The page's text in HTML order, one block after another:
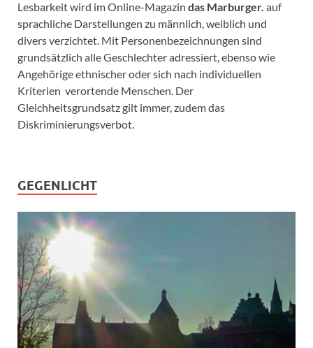
Lesbarkeit wird im Online-Magazin das Marburger. auf
sprachliche Darstellungen zu männlich, weiblich und
divers verzichtet. Mit Personenbezeichnungen sind
grundsätzlich alle Geschlechter adressiert, ebenso wie
Angehörige ethnischer oder sich nach individuellen
Kriterien verortende Menschen. Der
Gleichheitsgrundsatz gilt immer, zudem das
Diskriminierungsverbot.
GEGENLICHT